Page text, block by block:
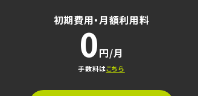
初期費用・月額利用料
0円/月
手数料はこちら